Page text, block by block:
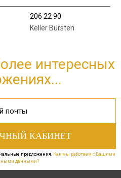
206 22 90
Keller Bürsten
интересных
предложения. Как мы работаем с Вашими
данными?